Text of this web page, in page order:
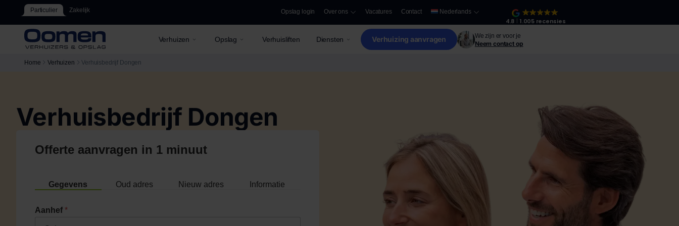
Particulier Zakelijk Opslag login Over ons Vacatures Contact Nederlands
4.8 1.005 recensies
Verhuizen Opslag Verhuisliften Diensten Verhuizing aanvragen We zijn er voor je
Neem contact op
Home Verhuizen Verhuisbedrijf Dongen
Verhuisbedrijf Dongen
Offerte aanvragen in 1 minuut
Gegevens Oud adres Nieuw adres Informatie
Aanhef *